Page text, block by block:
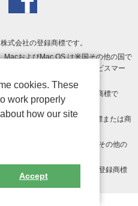
式会社の登録商標です。
およびMac OS は米国その他の国で
Store は Apple Inc. のサービスマー
Play ロゴ は Google LLC の商標で
その他の国における登録商標または商
は、Adobe Inc.の米国およびその他の
名、ロゴは各社の商標または登録商標
cookies. These
work properly
how our site
Accept